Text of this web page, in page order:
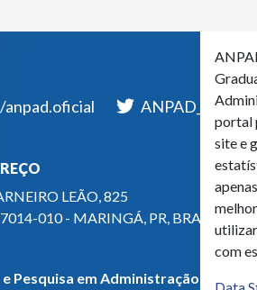
/anpad.oficial ANPAD_Oficial
LEÃO, 825
010 - MARINGÁ, PR, BRASIL
em Administração - CNPJ
portal
site e
com